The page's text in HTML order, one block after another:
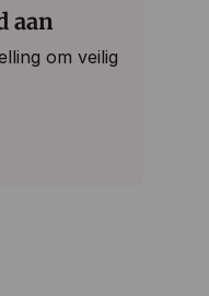
aan
om veilig